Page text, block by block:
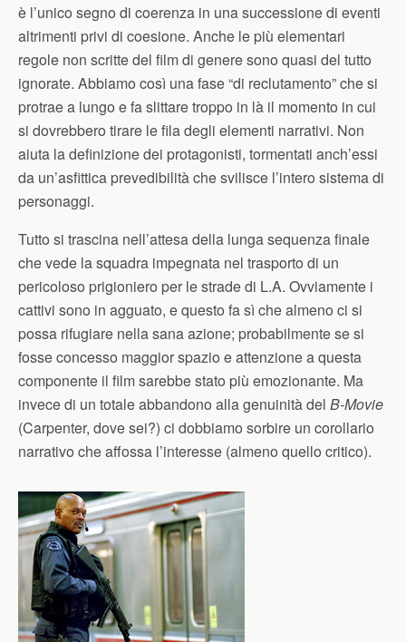
è l’unico segno di coerenza in una successione di eventi
altrimenti privi di coesione. Anche le più elementari
regole non scritte del film di genere sono quasi del tutto
ignorate. Abbiamo così una fase “di reclutamento” che si
protrae a lungo e fa slittare troppo in là il momento in cui
si dovrebbero tirare le fila degli elementi narrativi. Non
aiuta la definizione dei protagonisti, tormentati anch’essi
da un’asfittica prevedibilità che svilisce l’intero sistema di
personaggi.
Tutto si trascina nell’attesa della lunga sequenza finale
che vede la squadra impegnata nel trasporto di un
pericoloso prigioniero per le strade di L.A. Ovviamente i
cattivi sono in agguato, e questo fa sì che almeno ci si
possa rifugiare nella sana azione; probabilmente se si
fosse concesso maggior spazio e attenzione a questa
componente il film sarebbe stato più emozionante. Ma
invece di un totale abbandono alla genuinità del B-Movie
(Carpenter, dove sei?) ci dobbiamo sorbire un corollario
narrativo che affossa l’interesse (almeno quello critico).